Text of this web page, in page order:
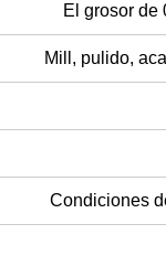
El grosor de
Mill, pulido,
Condiciones